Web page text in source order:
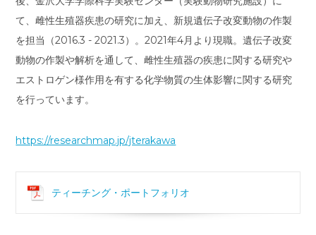
て、雌性生殖器疾患の研究に加え、新規遺伝子改変動物の作製
を担当（2016.3 - 2021.3）。2021年4月より現職。遺伝子改変
動物の作製や解析を通して、雌性生殖器の疾患に関する研究や
エストロゲン様作用を有する化学物質の生体影響に関する研究
を行っています。
https://researchmap.jp/jterakawa
ティーチング・ポートフォリオ